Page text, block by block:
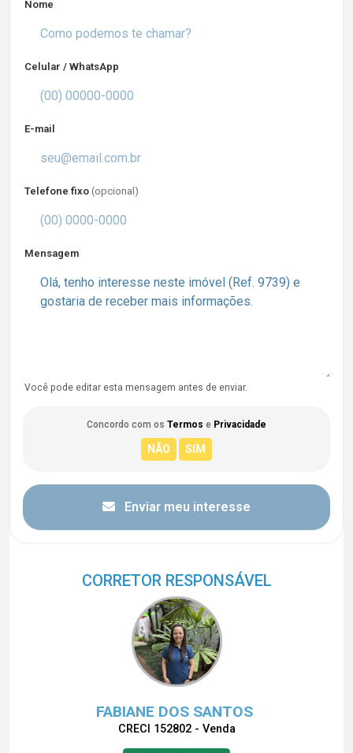
Nome
Celular / WhatsApp
E-mail
Telefone fixo (opcional)
Mensagem
Você pode editar esta mensagem antes de enviar.
Concordo com os Termos e Privacidade
Enviar meu interesse
CORRETOR RESPONSÁVEL
FABIANE DOS SANTOS
CRECI 152802 - Venda